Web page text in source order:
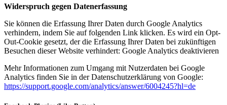
Widerspruch gegen Datenerfassung
Sie können die Erfassung Ihrer Daten durch Google Analytics
verhindern, indem Sie auf folgenden Link klicken. Es wird ein Opt-
Out-Cookie gesetzt, der die Erfassung Ihrer Daten bei zukünftigen
Besuchen dieser Website verhindert: Google Analytics deaktivieren
Mehr Informationen zum Umgang mit Nutzerdaten bei Google
Analytics finden Sie in der Datenschutzerklärung von Google:
https://support.google.com/analytics/answer/6004245?hl=de